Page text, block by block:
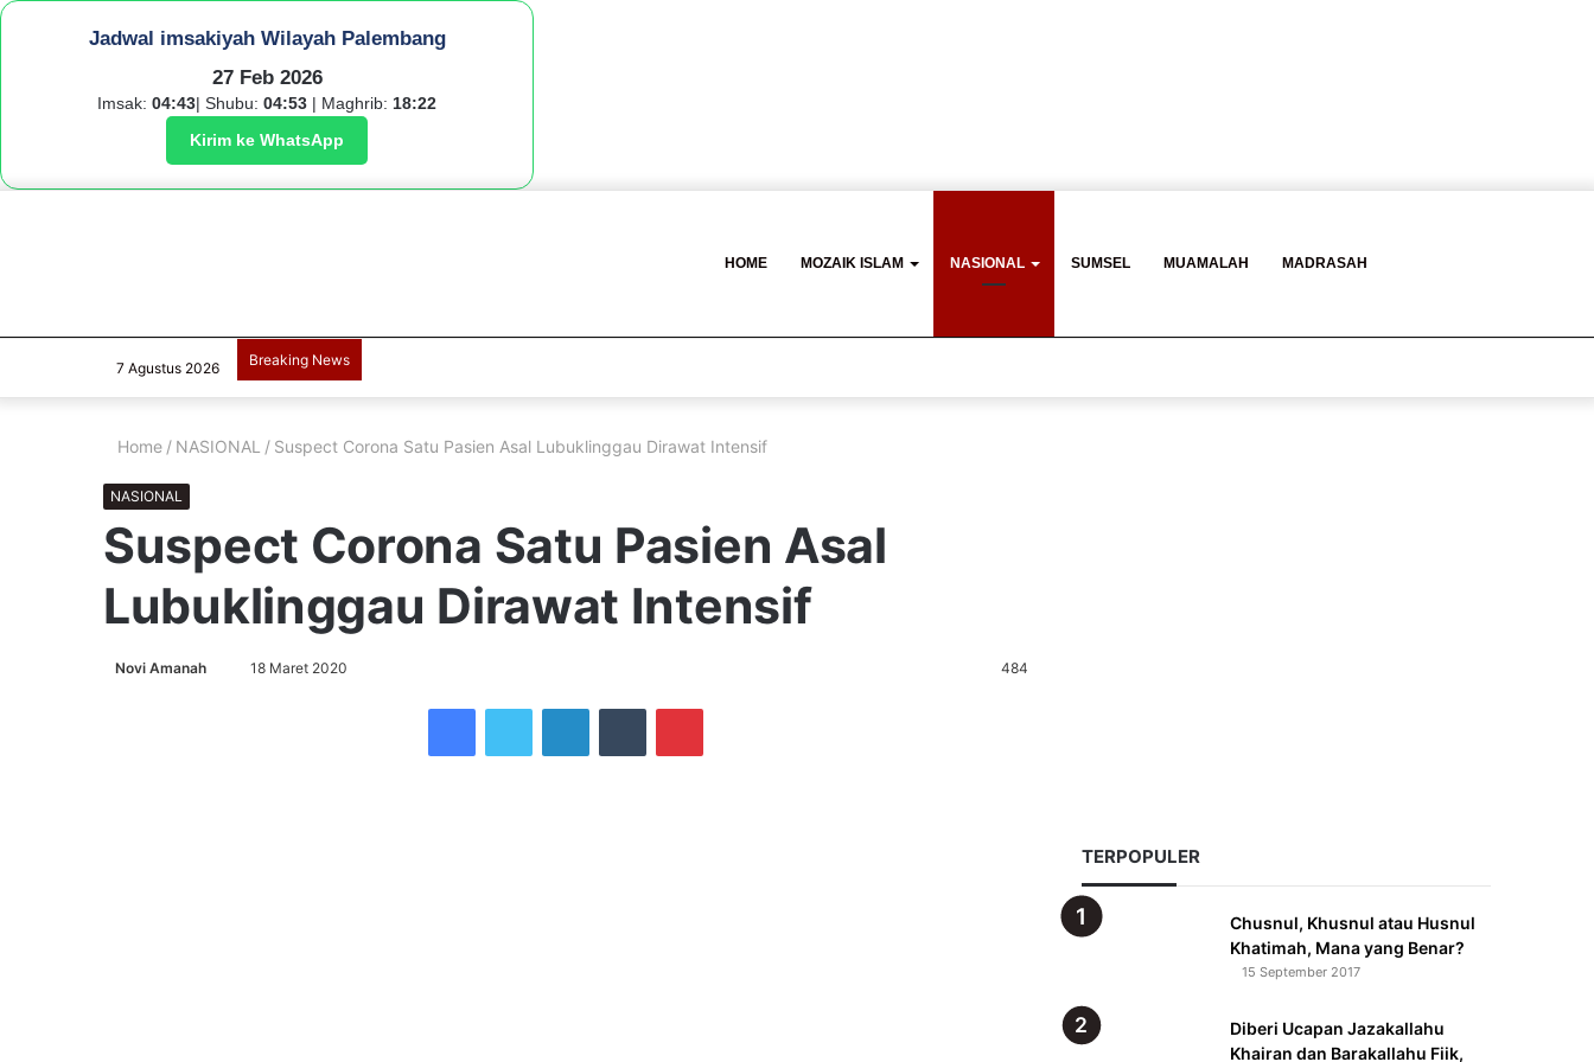
Jadwal imsakiyah Wilayah Palembang
27 Feb 2026
Imsak: 04:43| Shubu: 04:53 | Maghrib: 18:22
Kirim ke WhatsApp
HOME MOZAIK ISLAM NASIONAL SUMSEL MUAMALAH MADRASAH
7 Agustus 2026 Breaking News
Home / NASIONAL / Suspect Corona Satu Pasien Asal Lubuklinggau Dirawat Intensif
NASIONAL
Suspect Corona Satu Pasien Asal
Lubuklinggau Dirawat Intensif
Novi Amanah
Send18 Maret 2020 484
FacebookTwitterLinkedInTumblrPinterest
TERPOPULER
Chusnul, Khusnul atau Husnul
Khatimah, Mana yang Benar?
15 September 2017
Diberi Ucapan Jazakallahu
Khairan dan Barakallahu Fiik,